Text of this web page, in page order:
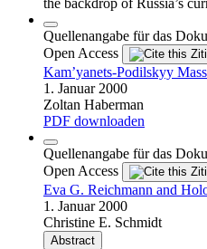
the backdrop of Russia’s
Quellenangabe für das
Open Access
Kam’yanets-Podilskyy
1. Januar 2000
Zoltan Haberman
PDF downloaden
Quellenangabe für das
Open Access
Eva G. Reichmann and
1. Januar 2000
Christine E. Schmidt
Abstract